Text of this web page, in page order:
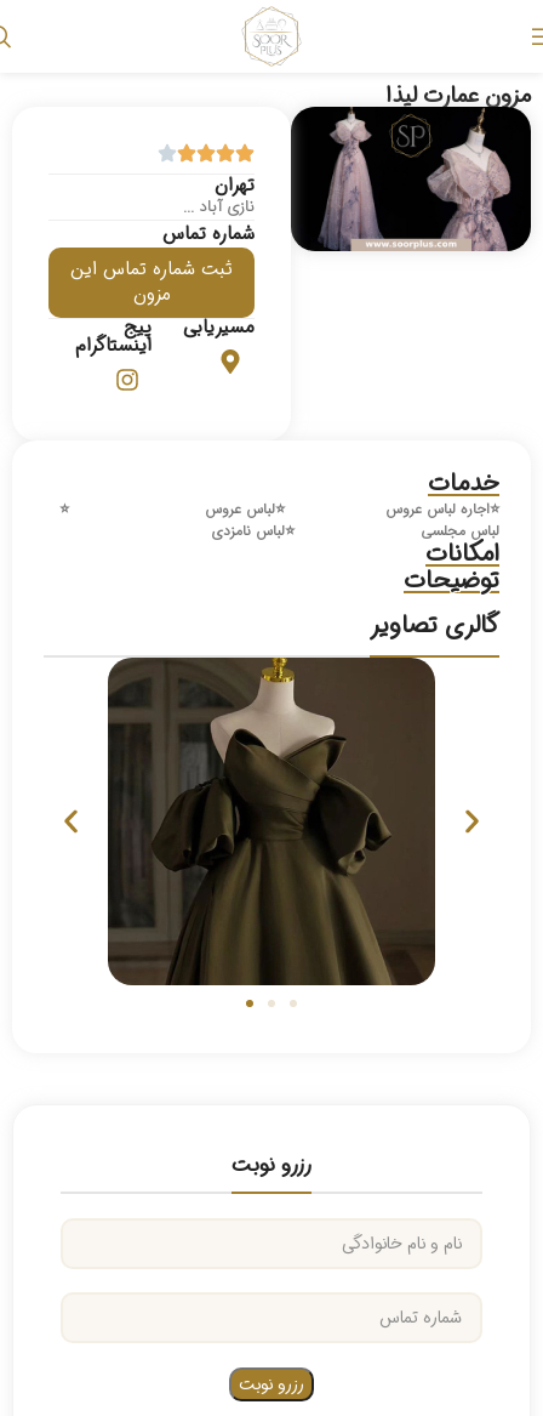
رزرو نوبت
مزون عمارت لیذا
تهران
نازی آباد ...
شماره تماس
ثبت شماره تماس این
مزون
مسیریابی
پیج
اینستاگرام
خدمات
⭐️اجاره لباس عروس ⭐️لباس عروس
⭐️
لباس مجلسی
⭐️لباس نامزدی
امکانات
توضیحات
گالری تصاویر